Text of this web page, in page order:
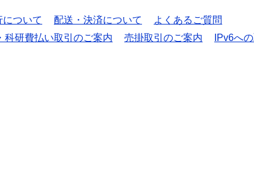
について 配送・決済について
よくあるご質問
科研費払い取引のご案内 売掛取引のご案内
IPv6へ